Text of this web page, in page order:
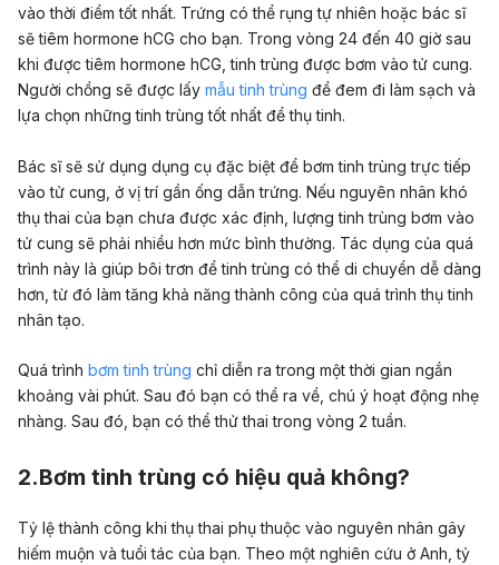
vào thời điểm tốt nhất. Trứng có thể rụng tự nhiên hoặc bác sĩ
sẽ tiêm hormone hCG cho bạn. Trong vòng 24 đến 40 giờ sau
khi được tiêm hormone hCG, tinh trùng được bơm vào tử cung.
Người chồng sẽ được lấy mẫu tinh trùng để đem đi làm sạch và
lựa chọn những tinh trùng tốt nhất để thụ tinh.
Bác sĩ sẽ sử dụng dụng cụ đặc biệt để bơm tinh trùng trực tiếp
vào tử cung, ở vị trí gần ống dẫn trứng. Nếu nguyên nhân khó
thụ thai của bạn chưa được xác định, lượng tinh trùng bơm vào
tử cung sẽ phải nhiều hơn mức bình thường. Tác dụng của quá
trình này là giúp bôi trơn để tinh trùng có thể di chuyển dễ dàng
hơn, từ đó làm tăng khả năng thành công của quá trình thụ tinh
nhân tạo.
Quá trình bơm tinh trùng chỉ diễn ra trong một thời gian ngắn
khoảng vài phút. Sau đó bạn có thể ra về, chú ý hoạt động nhẹ
nhàng. Sau đó, bạn có thể thử thai trong vòng 2 tuần.
2.Bơm tinh trùng có hiệu quả không?
Tỷ lệ thành công khi thụ thai phụ thuộc vào nguyên nhân gây
hiếm muộn và tuổi tác của bạn. Theo một nghiên cứu ở Anh, tỷ